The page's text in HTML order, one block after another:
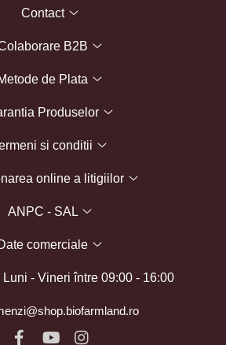
Contact
B2B
de Plata
Produselor
si conditii
online a litigiilor
ANPC - SAL
comerciale
Luni - Vineri între 09:00 - 16:00